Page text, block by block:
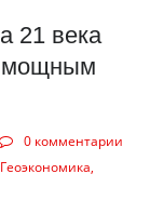
21 века
мощным
0 комментарии
Геоэкономика